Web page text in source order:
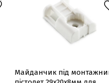
Майданчик під